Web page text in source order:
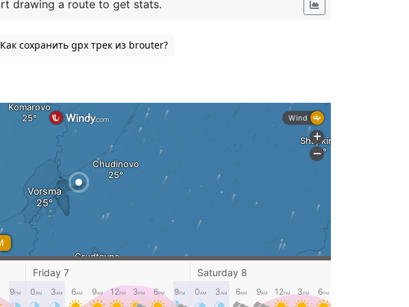
Как сохранить gpx трек из brouter?